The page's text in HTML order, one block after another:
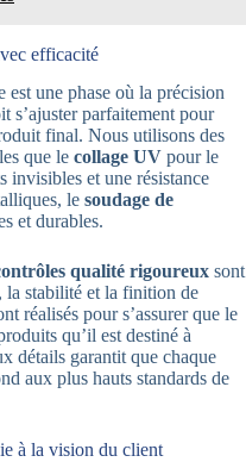
efficacité
est une phase où la précision
s’ajuster parfaitement pour
final. Nous utilisons des
que le collage UV pour le
invisibles et une résistance
le soudage de
et durables.
qualité rigoureux sont
la stabilité et la finition de
réalisés pour s’assurer que le
qu’il est destiné à
détails garantit que chaque
aux plus hauts standards de
à la vision du client